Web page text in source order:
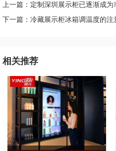
上一篇：定制深圳展示柜已逐渐成为
下一篇：冷藏展示柜冰箱调温度的注
相关推荐